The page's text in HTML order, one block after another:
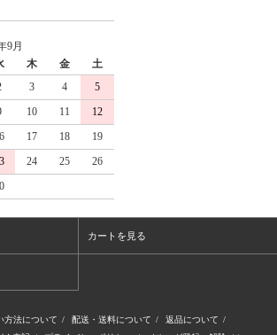
9月
木 金
土
3 4
5
10 11
12
17 18
19
24 25
26
カートを見る
方法について / 配送・送料について / 返品について /